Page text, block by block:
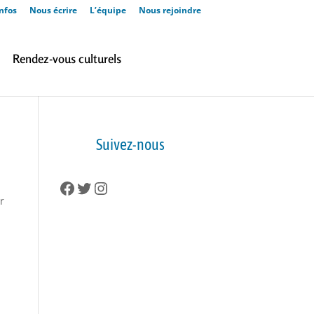
Nous écrire L’équipe Nous rejoindre
Rendez-vous culturels
Suivez-nous
Facebook
Twitter
Instagram